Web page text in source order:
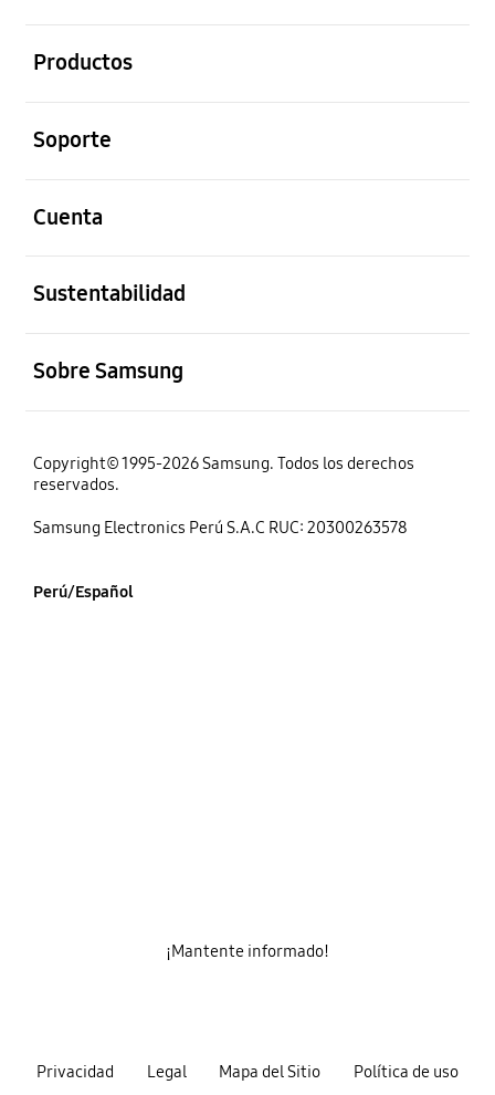
Productos
Soporte
Cuenta
Sustentabilidad
Sobre Samsung
Copyright© 1995-2026 Samsung. Todos los derechos
reservados.
Samsung Electronics Perú S.A.C RUC: 20300263578
Perú/Español
Privacidad Legal Mapa del Sitio Política de uso
¡Mantente informado!